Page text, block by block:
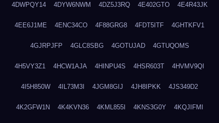
4DWPQY14 4DYW6NWM 4DZ5J3RQ 4E402GTO 4E4R43JK
4EE6J1ME 4ENC34CO 4F88GRG8 4FDT5ITF 4GHTKFV1
4GJRPJFP 4GLC8SBG 4GOTUJAD 4GTUQOMS
4H5VY3Z1 4HCW1AJA 4HINPU4S 4HSR603T 4HVMV9QI
4I5H850W 4IL73M3I 4JGM8GIJ 4JH8IPKK 4JS349D2
4K2GFW1N 4K4KVN36 4KML855I 4KNS3G0Y 4KQJIFMI